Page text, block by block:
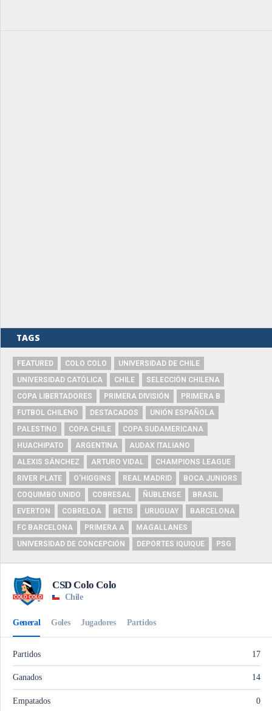
TAGS
FEATURED COLO COLO
UNIVERSIDAD DE CHILE
UNIVERSIDAD CATÓLICA
CHILE
SELECCIÓN CHILENA
COPA LIBERTADORES
PRIMERA DIVISIÓN
PRIMERA B
FUTBOL CHILENO
DESTACADOS
UNIÓN ESPAÑOLA
PALESTINO
COPA CHILE
COPA SUDAMERICANA
HUACHIPATO
ARGENTINA
AUDAX ITALIANO
ALEXIS SÁNCHEZ
ARTURO VIDAL
CHAMPIONS LEAGUE
RIVER PLATE
O'HIGGINS REAL MADRID
BOCA JUNIORS
COQUIMBO UNIDO
COBRESAL ÑUBLENSE
BRASIL
EVERTON
COBRELOA BETIS URUGUAY
BARCELONA
FC BARCELONA
PRIMERA A
MAGALLANES
UNIVERSIDAD DE CONCEPCIÓN
DEPORTES IQUIQUE PSG